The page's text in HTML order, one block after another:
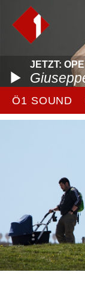
JETZT:
Ö1 SOUND